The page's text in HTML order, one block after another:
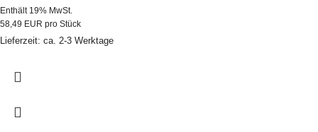
Enthält 19% MwSt.
58,49 EUR pro Stück
Lieferzeit: ca. 2-3 Werktage